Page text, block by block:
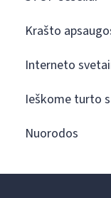
Krašto
Interneto
Ieškome turto
Nuorodos